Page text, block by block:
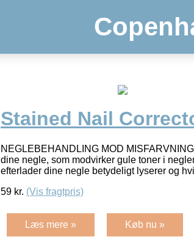
Stained Nail
NEGLEBEHANDLING MOD
dine negle, som modvirker gule toner i
efterlader dine negle betydeligt lyserer og
59 kr. (Vis fragtpris)
Læs mere » Køb nu »